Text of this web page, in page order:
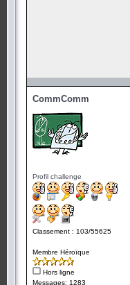
CommComm
Profil challenge
Classement : 103/55625
Membre Héroïque
Hors ligne
Messages: 1283